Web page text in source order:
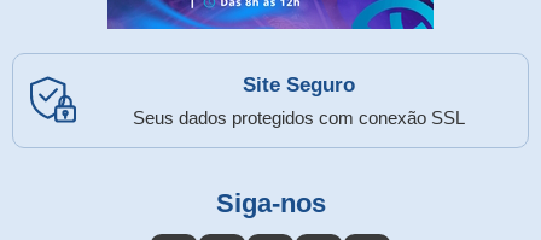
Site Seguro
Seus dados protegidos com conexão SSL
Siga-nos